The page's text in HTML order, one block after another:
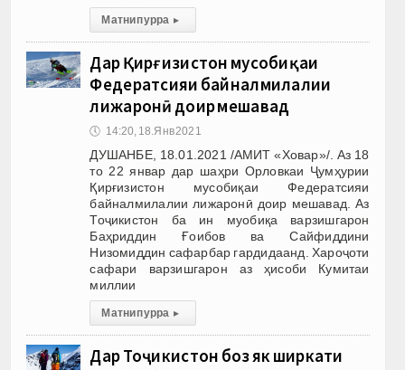
Матни пурра ▸
Дар Қирғизистон мусобиқаи
Федератсияи байналмилалии
лижаронӣ доир мешавад
🕔 14:20, 18.Янв 2021
ДУШАНБЕ, 18.01.2021 /АМИТ «Ховар»/. Аз 18
то 22 январ дар шаҳри Орловкаи Ҷумҳурии
Қирғизистон мусобиқаи Федератсияи
байналмилалии лижаронӣ доир мешавад. Аз
Тоҷикистон ба ин муобиқа варзишгарон
Баҳриддин Ғоибов ва Сайфиддини
Низомиддин сафарбар гардидаанд. Хароҷоти
сафари варзишгарон аз ҳисоби Кумитаи
миллии
Матни пурра ▸
Дар Тоҷикистон боз як ширкати